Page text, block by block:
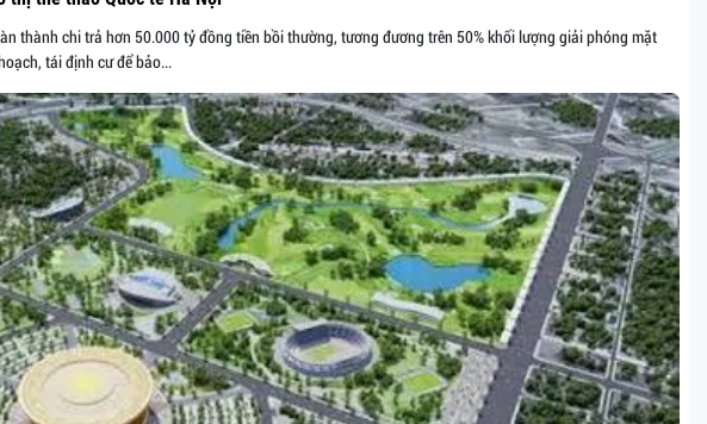
thành chi trả hơn 50.000 tỷ đồng tiền bồi thường, tương đương trên 50% khối lượng giải phóng mặt
tái định cư để bảo...